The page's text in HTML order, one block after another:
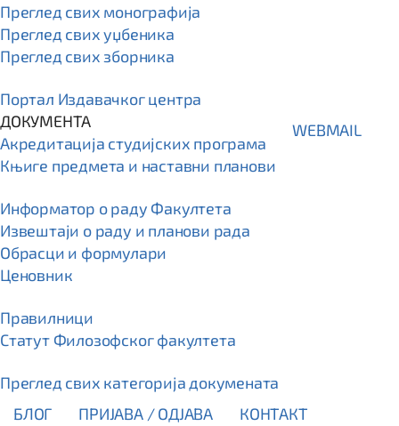
Преглед свих монографија
Преглед свих уџбеника
Преглед свих зборника
Портал Издавачког центра
ДОКУМЕНТА
Акредитација студијских програма
Књиге предмета и наставни планови
Информатор о раду Факултета
Извештаји о раду и планови рада
Обрасци и формулари
Ценовник
Правилници
Статут Филозофског факултета
Преглед свих категорија докумената
WEBMAIL
БЛОГ ПРИЈАВА / OДЈАВА КОНТАКТ